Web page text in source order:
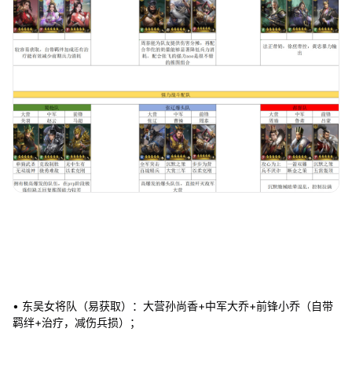
• 东吴女将队（易获取）：大营孙尚香+中军大乔+前锋小乔（自带
羁绊+治疗，减伤兵损）；